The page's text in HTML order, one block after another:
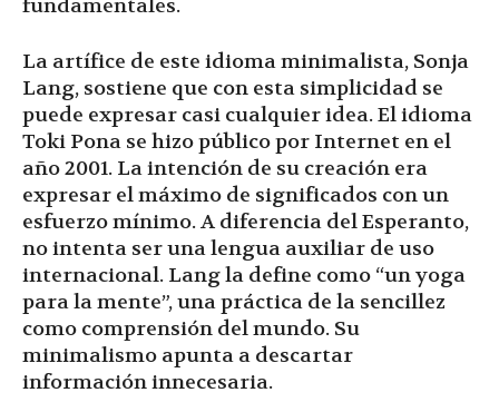
fundamentales.
La artífice de este idioma minimalista, Sonja
Lang, sostiene que con esta simplicidad se
puede expresar casi cualquier idea. El idioma
Toki Pona se hizo público por Internet en el
año 2001. La intención de su creación era
expresar el máximo de significados con un
esfuerzo mínimo. A diferencia del Esperanto,
no intenta ser una lengua auxiliar de uso
internacional. Lang la define como “un yoga
para la mente”, una práctica de la sencillez
como comprensión del mundo. Su
minimalismo apunta a descartar
información innecesaria.